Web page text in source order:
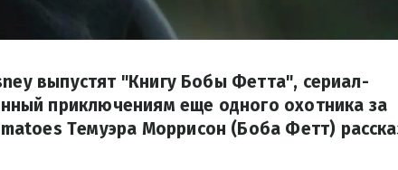
выпустят "Книгу Бобы Фетта", сериал-
приключениям еще одного охотника за
Темуэра Моррисон (Боба Фетт)